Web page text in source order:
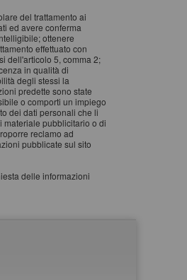
del trattamento ai
ed avere conferma
ottenere
effettuato con
dell'articolo 5, comma 2;
in qualità di
degli stessi la
predette sono state
o comporti un impiego
dei dati personali che li
materiale pubblicitario o di
reclamo ad
pubblicate sul sito
delle informazioni